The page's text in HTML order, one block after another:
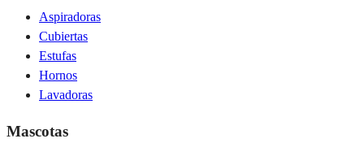
Aspiradoras
Cubiertas
Estufas
Hornos
Lavadoras
Mascotas